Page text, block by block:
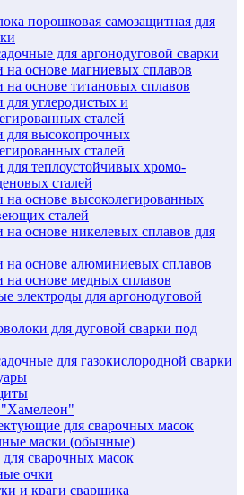
порошковая самозащитная для
для аргонодуговой сварки
на основе магниевых сплавов
на основе титановых сплавов
для углеродистых и
сталей
для высокопрочных
сталей
для теплоустойчивых хромо-
сталей
на основе высоколегированных
сталей
на основе никелевых сплавов для
на основе алюминиевых сплавов
на основе медных сплавов
электроды для аргонодуговой
для дуговой сварки под
для газокислородной сварки
для сварочных масок
маски (обычные)
для сварочных масок
очки
и краги сварщика